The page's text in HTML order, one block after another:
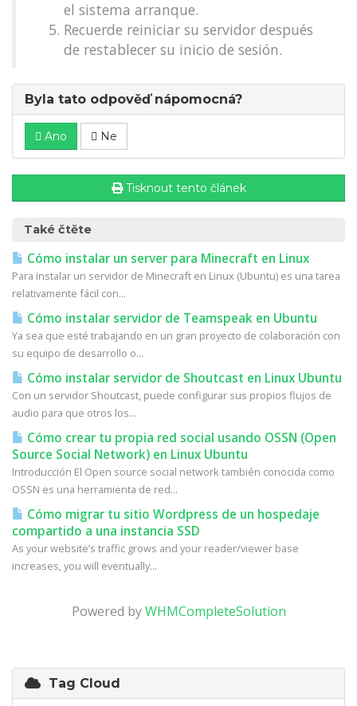
el sistema arranque.
Recuerde reiniciar su servidor después
de restablecer su inicio de sesión.
Byla tato odpověď nápomocná?
Ano Ne
Tisknout tento článek
Také čtěte
Cómo instalar un server para Minecraft en Linux
Para instalar un servidor de Minecraft en Linux (Ubuntu) es una tarea
relativamente fácil con...
Cómo instalar servidor de Teamspeak en Ubuntu
Ya sea que esté trabajando en un gran proyecto de colaboración con
su equipo de desarrollo o...
Cómo instalar servidor de Shoutcast en Linux Ubuntu
Con un servidor Shoutcast, puede configurar sus propios flujos de
audio para que otros los...
Cómo crear tu propia red social usando OSSN (Open
Source Social Network) en Linux Ubuntu
Introducción El Open source social network también conocida como
OSSN es una herramienta de red...
Cómo migrar tu sitio Wordpress de un hospedaje
compartido a una instancia SSD
As your website’s traffic grows and your reader/viewer base
increases, you will eventually...
Powered byWHMCompleteSolution
Tag Cloud